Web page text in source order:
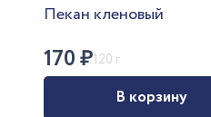
Пекан кленовый
170₽120 г
В корзину